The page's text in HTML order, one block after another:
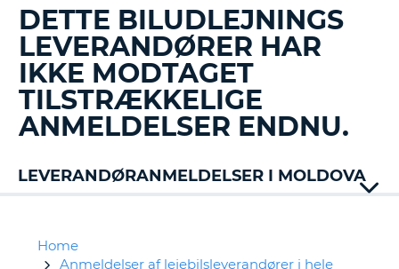
DETTE BILUDLEJNINGS
LEVERANDØRER HAR
IKKE MODTAGET
TILSTRÆKKELIGE
ANMELDELSER ENDNU.
LEVERANDØRANMELDELSER I MOLDOVA
Home
Anmeldelser af lejebilsleverandører i hele